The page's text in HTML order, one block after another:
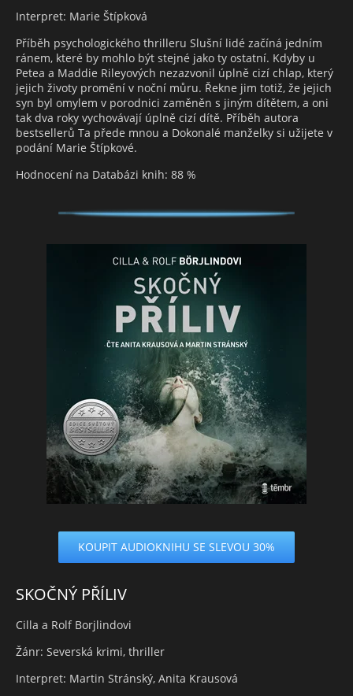
Interpret: Marie Štípková
Příběh psychologického thrilleru Slušní lidé začíná jedním
ránem, které by mohlo být stejné jako ty ostatní. Kdyby u
Petea a Maddie Rileyových nezazvonil úplně cizí chlap, který
jejich životy promění v noční můru. Řekne jim totiž, že jejich
syn byl omylem v porodnici zaměněn s jiným dítětem, a oni
tak dva roky vychovávají úplně cizí dítě. Příběh autora
bestsellerů Ta přede mnou a Dokonalé manželky si užijete v
podání Marie Štípkové.
Hodnocení na Databázi knih: 88 %
KOUPIT AUDIOKNIHU SE SLEVOU 30%
SKOČNÝ PŘÍLIV
Cilla a Rolf Borjlindovi
Žánr: Severská krimi, thriller
Interpret: Martin Stránský, Anita Krausová